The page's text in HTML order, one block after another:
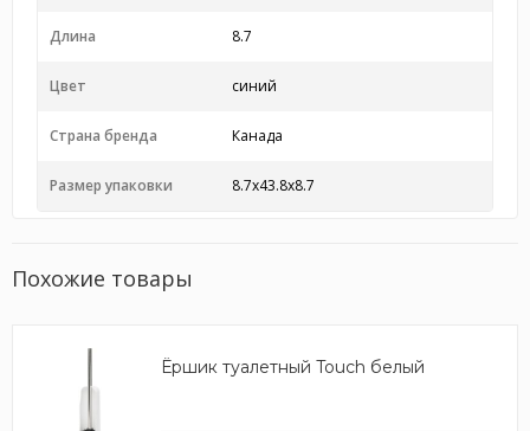
Длина 8.7
Цвет синий
Страна бренда Канада
Размер упаковки 8.7x43.8x8.7
Похожие товары
Ёршик туалетный Touch белый